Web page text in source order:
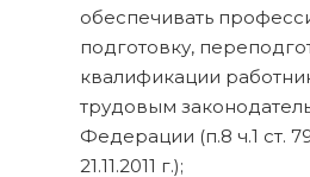
обеспечивать
подготовку,
квалификации
трудовым
Федерации (п.8 ч.1 ст.
21.11.2011 г.);